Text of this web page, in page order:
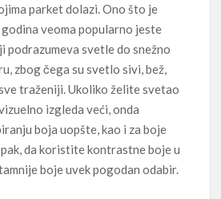
parket dolazi. Ono što je
veoma popularno jeste
podrazumeva svetle do snežno
zbog čega su svetlo sivi, bež,
traženiji. Ukoliko želite svetao
izgleda veći, onda
boja uopšte, kao i za boje
da koristite kontrastne boje u
boje uvek pogodan odabir.